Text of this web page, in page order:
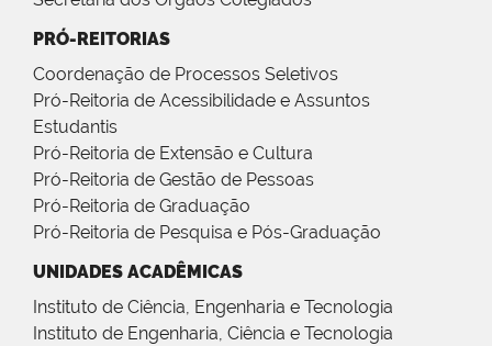
PRÓ-REITORIAS
Coordenação de Processos Seletivos
Pró-Reitoria de Acessibilidade e Assuntos
Estudantis
Pró-Reitoria de Extensão e Cultura
Pró-Reitoria de Gestão de Pessoas
Pró-Reitoria de Graduação
Pró-Reitoria de Pesquisa e Pós-Graduação
UNIDADES ACADÊMICAS
Instituto de Ciência, Engenharia e Tecnologia
Instituto de Engenharia, Ciência e Tecnologia